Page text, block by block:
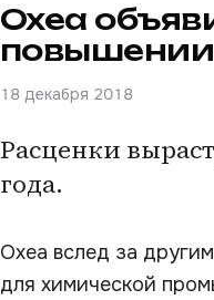
Oxea
повышении
18 декабря 2018
Расценки
года.
Oxea вслед за
для химической